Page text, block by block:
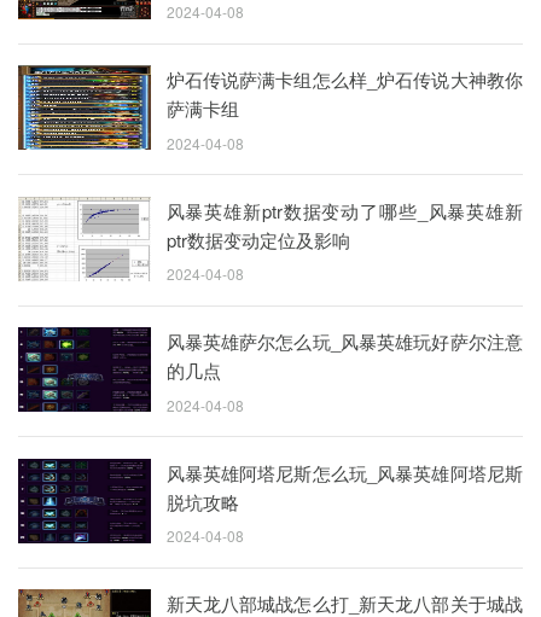
2024-04-08
炉石传说萨满卡组怎么样_炉石传说大神教你
萨满卡组
2024-04-08
风暴英雄新ptr数据变动了哪些_风暴英雄新
ptr数据变动定位及影响
2024-04-08
风暴英雄萨尔怎么玩_风暴英雄玩好萨尔注意
的几点
2024-04-08
风暴英雄阿塔尼斯怎么玩_风暴英雄阿塔尼斯
脱坑攻略
2024-04-08
新天龙八部城战怎么打_新天龙八部关于城战